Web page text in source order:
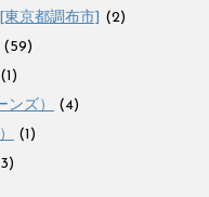
京都調布市]
(2)
(59)
(1)
ズ）
(4)
(1)